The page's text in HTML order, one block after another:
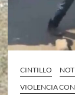
CINTILLO
VIOLENCIA